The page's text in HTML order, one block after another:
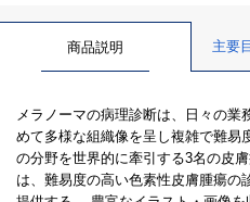
商品説明 主要
メラノーマの病理診断は、日々の
めて多様な組織像を呈し複雑で難易
の分野を世界的に牽引する3名の皮
は、難易度の高い色素性皮膚腫瘍の